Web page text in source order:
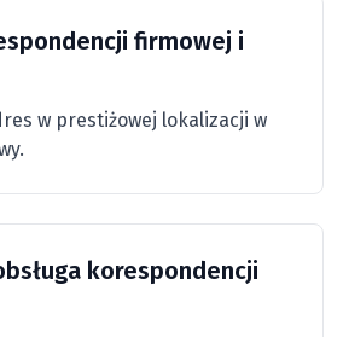
firmowej i
w prestiżowej lokalizacji w
korespondencji